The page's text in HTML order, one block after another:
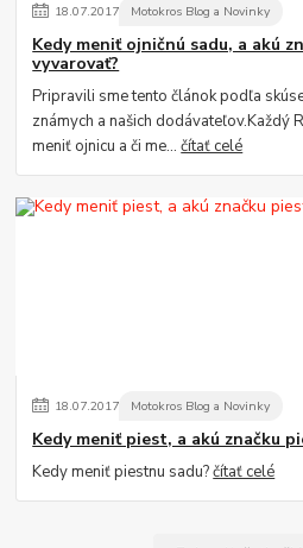
18.07.2017 Motokros Blog a Novinky
Kedy meniť ojničnú sadu, a akú
vyvarovať?
Pripravili sme tento článok podľa
známych a našich dodávateľov.Každý
meniť ojnicu a či me...čítať celé
18.07.2017 Motokros Blog a Novinky
Kedy meniť piest, a akú značku
Kedy meniť piestnu sadu?čítať celé